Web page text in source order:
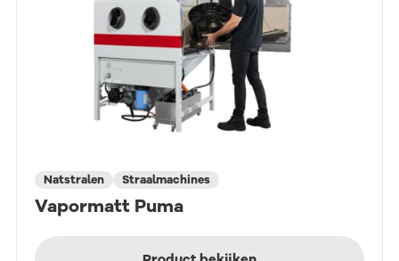
Natstralen Straalmachines
Vapormatt Puma